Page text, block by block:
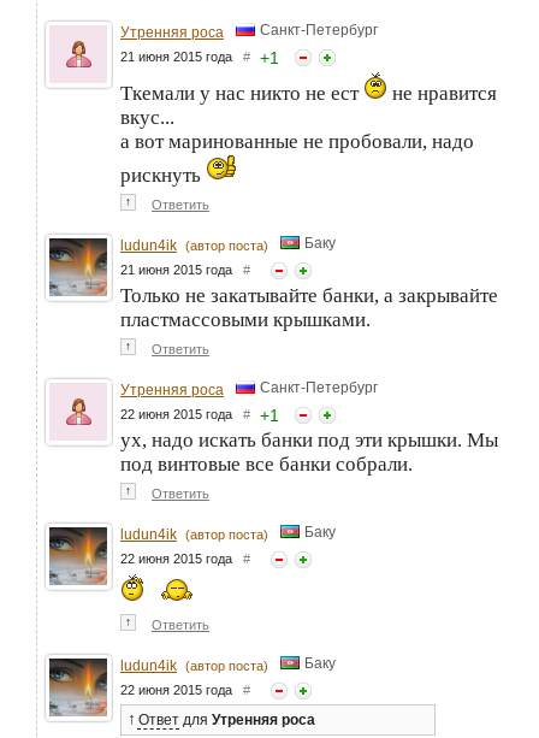
Утренняя роса Санкт-Петербург
21 июня 2015 года # +1
Ткемали у нас никто не ест
не нравится
вкус...
а вот маринованные не пробовали, надо
рискнуть
↑ Ответить
ludun4ik (автор поста) Баку
21 июня 2015 года #
Только не закатывайте банки, а закрывайте
пластмассовыми крышками.
↑ Ответить
Утренняя роса Санкт-Петербург
22 июня 2015 года # +1
ух, надо искать банки под эти крышки. Мы
под винтовые все банки собрали.
↑ Ответить
ludun4ik (автор поста) Баку
22 июня 2015 года #
↑ Ответить
ludun4ik (автор поста) Баку
22 июня 2015 года #
↑ Ответ для Утренняя роса